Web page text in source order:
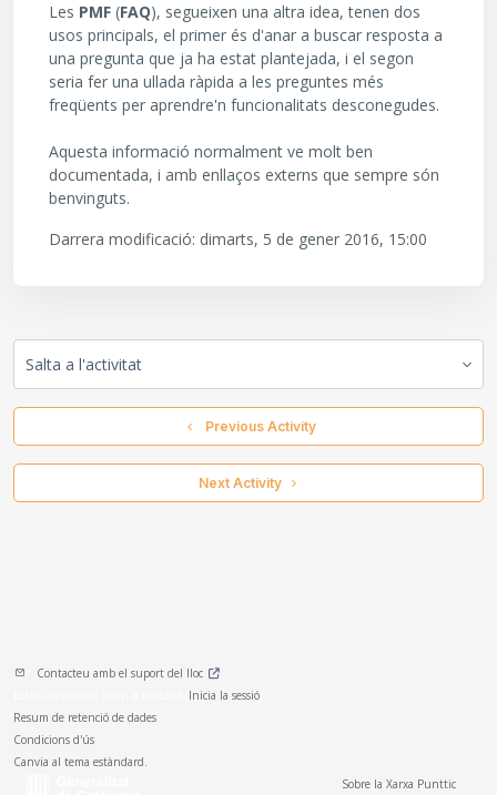
Les PMF (FAQ), segueixen una altra idea, tenen dos
usos principals, el primer és d'anar a buscar resposta a
una pregunta que ja ha estat plantejada, i el segon
seria fer una ullada ràpida a les preguntes més
freqüents per aprendre'n funcionalitats desconegudes.
Aquesta informació normalment ve molt ben
documentada, i amb enllaços externs que sempre són
benvinguts.
Darrera modificació: dimarts, 5 de gener 2016, 15:00
  Previous Activity
Next Activity
Contacteu amb el suport del lloc
Inicia la sessió
Resum de retenció de dades
Condicions d'ús
Canvia al tema estàndard.
Sobre la Xarxa Punttic